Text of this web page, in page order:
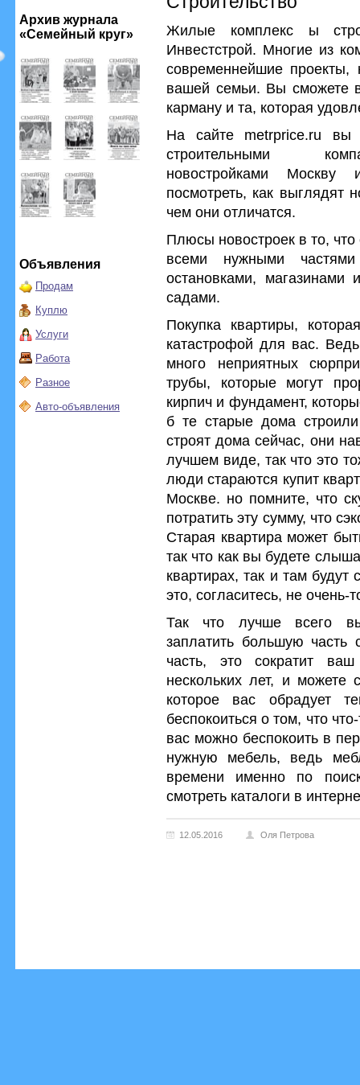
Архив журнала
«Семейный круг»
Объявления
Продам
Куплю
Услуги
Работа
Разное
Авто-объявления
Жилые комплекс ы
Инвестстрой. Многие из
современнейшие проекты,
вашей семьи. Вы сможете
карману и та, которая
На сайте metrprice.ru вы
строительными
новостройками Москву
посмотреть, как выглядят
чем они отличатся.
Плюсы новостроек в то,
всеми нужными
остановками,
садами.
Покупка квартиры,
катастрофой для вас.
много неприятных
трубы, которые могут
кирпич и фундамент,
б те старые дома
строят дома сейчас, они
лучшем виде, так что это
люди стараются купит
Москве. но помните, что
потратить эту сумму, что
Старая квартира может
так что как вы будете
квартирах, так и там
это, согласитесь, не очень-
Так что лучше всего
заплатить большую
часть, это сократит
нескольких лет, и можете
которое вас обрадует
беспокоиться о том, что
вас можно беспокоить в
нужную мебель, ведь
времени именно по
смотреть каталоги в
12.05.2016 Оля Петрова